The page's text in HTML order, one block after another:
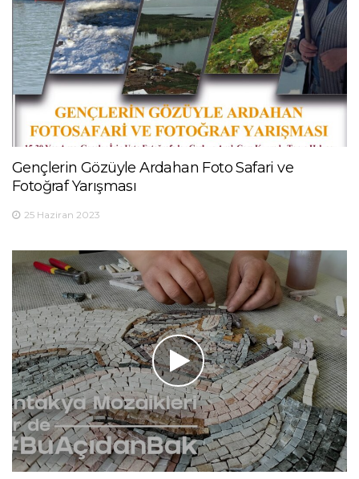
Gençlerin Gözüyle Ardahan Foto Safari ve
Fotoğraf Yarışması
25 Haziran 2023